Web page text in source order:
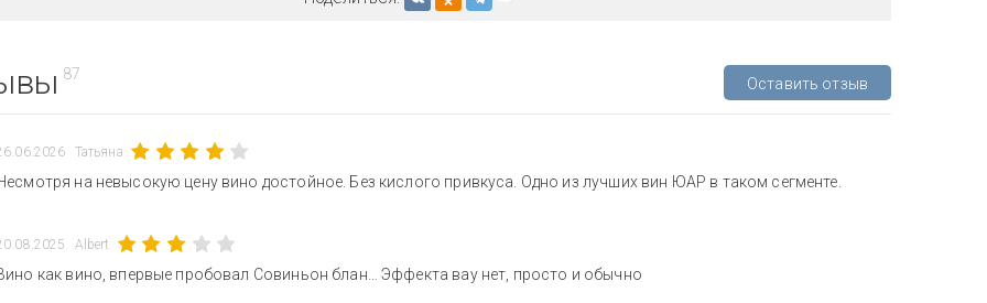
87
Оставить отзыв
Татьяна
на невысокую цену вино достойное. Без кислого привкуса. Одно из лучших вин ЮАР в таком сегменте.
Albert
как вино, впервые пробовал Совиньон блан… Эффекта вау нет, просто и обычно